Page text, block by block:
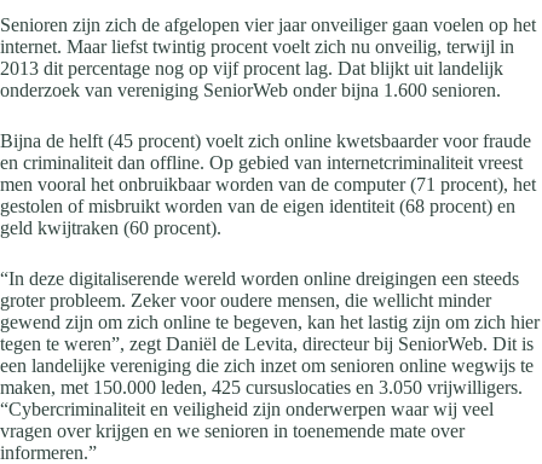
Senioren zijn zich de afgelopen vier jaar onveiliger gaan voelen op het
internet. Maar liefst twintig procent voelt zich nu onveilig, terwijl in
2013 dit percentage nog op vijf procent lag. Dat blijkt uit landelijk
onderzoek van vereniging SeniorWeb onder bijna 1.600 senioren.
Bijna de helft (45 procent) voelt zich online kwetsbaarder voor fraude
en criminaliteit dan offline. Op gebied van internetcriminaliteit vreest
men vooral het onbruikbaar worden van de computer (71 procent), het
gestolen of misbruikt worden van de eigen identiteit (68 procent) en
geld kwijtraken (60 procent).
“In deze digitaliserende wereld worden online dreigingen een steeds
groter probleem. Zeker voor oudere mensen, die wellicht minder
gewend zijn om zich online te begeven, kan het lastig zijn om zich hier
tegen te weren”, zegt Daniël de Levita, directeur bij SeniorWeb. Dit is
een landelijke vereniging die zich inzet om senioren online wegwijs te
maken, met 150.000 leden, 425 cursuslocaties en 3.050 vrijwilligers.
“Cybercriminaliteit en veiligheid zijn onderwerpen waar wij veel
vragen over krijgen en we senioren in toenemende mate over
informeren.”